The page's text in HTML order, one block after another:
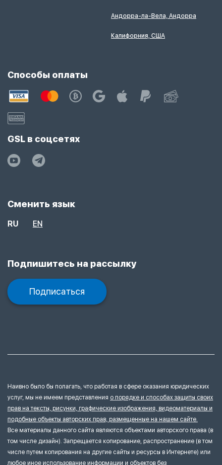
Андорра-ла-Вела, Андорра
Калифорния, США
Способы оплаты
GSL в соцсетях
Сменить язык
RU EN
Подпишитесь на рассылку
Подписаться
Наивно было бы полагать, что работая в сфере оказания юридических
услуг, мы не имеем представления о порядке и способах защиты своих
прав на тексты, рисунки, графические изображения, видеоматериалы и
подобные объекты авторских прав, размещенные на нашем сайте.
Все материалы данного сайта являются объектами авторского права (в
том числе дизайн). Запрещается копирование, распространение (в том
числе путем копирования на другие сайты и ресурсы в Интернете) или
любое иное использование информации и объектов без